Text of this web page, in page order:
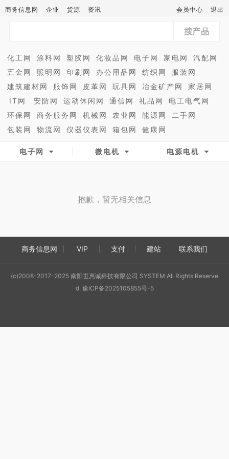
商务信息网 企业 货源 资讯 会员中心 退出
搜产品
化工网 涂料网 塑胶网 化妆品网 电子网 家电网
汽配网
五金网
照明网 印刷网 办公用品网 纺织网
服装网
建筑建材网
服饰网 皮革网 玩具网 冶金矿产网
家居网
IT网
安防网 运动休闲网 通信网 礼品网
电工电气网
环保网
商务服务网 机械网 农业网 能源网
二手网
包装网
物流网 仪器仪表网 箱包网 健康网
电子网 微电机 电源电机
抱歉，暂无相关信息
商务信息网 VIP 支付 建站 联系我们
(c)2008-2017-2025 南阳世惠诚科技有限公司 SYSTEM All Rights Reserve
d 豫ICP备2025105855号-5